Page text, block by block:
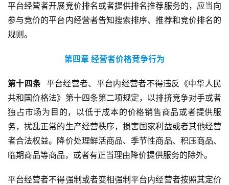
平台经营者开展竞价排名或者提供排名推荐服务的，应当向
参与竞价的平台内经营者告知搜索排序、推荐和竞价排名的
规则。
第四章 经营者价格竞争行为
第十四条 平台经营者、平台内经营者不得违反《中华人民
共和国价格法》第十四条第二项规定，以排挤竞争对手或者
独占市场为目的，以低于成本的价格销售商品或者提供服
务，扰乱正常的生产经营秩序，损害国家利益或者其他经营
者合法权益。降价处理鲜活商品、季节性商品、积压商品、
临期商品等商品，或者有正当理由降价提供服务的除外。
平台经营者不得强制或者变相强制平台内经营者按照其定价